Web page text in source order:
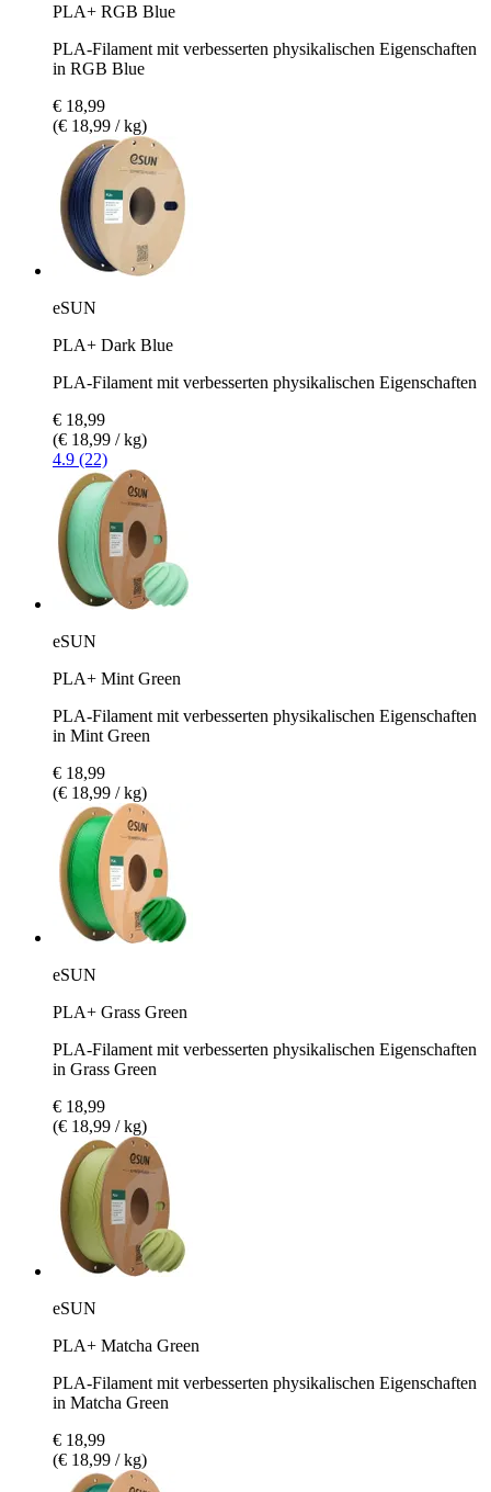
PLA+ RGB Blue
PLA-Filament mit verbesserten physikalischen Eigenschaften
in RGB Blue
€ 18,99
(€ 18,99 / kg)
eSUN
PLA+ Dark Blue
PLA-Filament mit verbesserten physikalischen Eigenschaften
€ 18,99
(€ 18,99 / kg)
4.9 (22)
eSUN
PLA+ Mint Green
PLA-Filament mit verbesserten physikalischen Eigenschaften
in Mint Green
€ 18,99
(€ 18,99 / kg)
eSUN
PLA+ Grass Green
PLA-Filament mit verbesserten physikalischen Eigenschaften
in Grass Green
€ 18,99
(€ 18,99 / kg)
eSUN
PLA+ Matcha Green
PLA-Filament mit verbesserten physikalischen Eigenschaften
in Matcha Green
€ 18,99
(€ 18,99 / kg)